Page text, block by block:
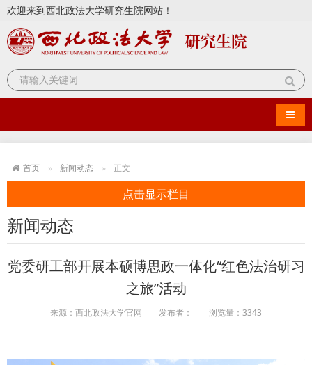
欢迎来到西北政法大学研究生院网站！
导航
首页 新闻动态 正文
点击显示栏目
新闻动态
党委研工部开展本硕博思政一体化“红色法治研习
之旅”活动
来源：西北政法大学官网 发布者： 浏览量： 3343